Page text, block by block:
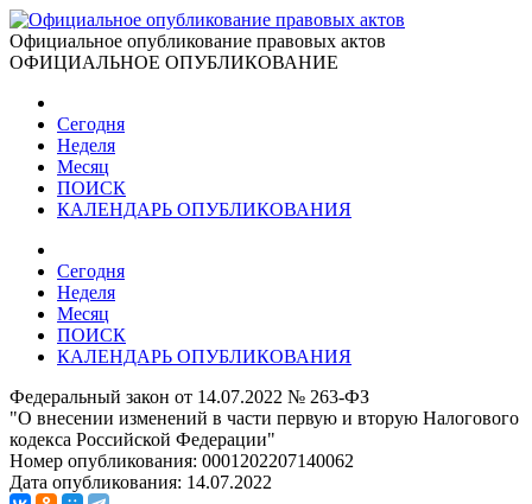
Официальное опубликование правовых актов
ОФИЦИАЛЬНОЕ ОПУБЛИКОВАНИЕ
Сегодня
Неделя
Месяц
ПОИСК
КАЛЕНДАРЬ ОПУБЛИКОВАНИЯ
Сегодня
Неделя
Месяц
ПОИСК
КАЛЕНДАРЬ ОПУБЛИКОВАНИЯ
Федеральный закон от 14.07.2022 № 263-ФЗ
"О внесении изменений в части первую и вторую Налогового
кодекса Российской Федерации"
Номер опубликования: 0001202207140062
Дата опубликования: 14.07.2022